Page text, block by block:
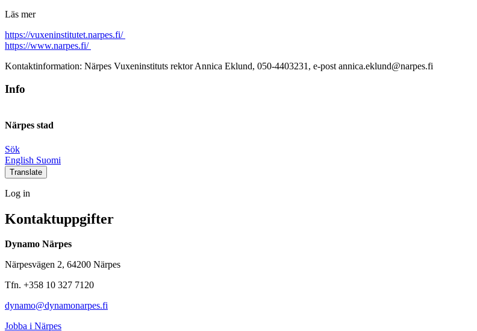
Läs mer
https://vuxeninstitutet.narpes.fi/
https://www.narpes.fi/
Kontaktinformation: Närpes Vuxeninstituts rektor Annica Eklund, 050-4403231, e-post annica.eklund@narpes.fi
Info
Närpes stad
Sök
Social
link
Social
link
Social
link
Social
link
English Suomi
Translate
Log
Log in
Kontaktuppgifter
Dynamo Närpes
Närpesvägen 2, 64200 Närpes
Tfn. +358 10 327 7120
dynamo@dynamonarpes.fi
Jobba i Närpes